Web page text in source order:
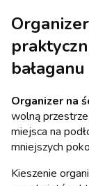
bałaganu
Organizer na
wolną
miejsca na
mniejszych
Kieszenie